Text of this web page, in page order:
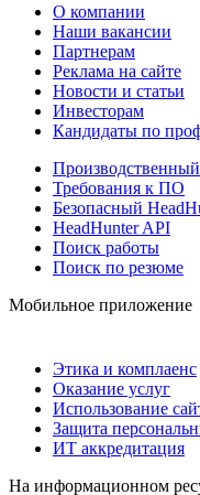
О компании
Наши вакансии
Партнерам
Реклама на сайте
Новости и статьи
Инвесторам
Кандидаты по
Требования к ПО
Безопасный
HeadHunter API
Поиск работы
Поиск по резюме
Мобильное приложение
Этика и комплаенс
Оказание услуг
Использование
Защита
ИТ аккредитация
На информационном